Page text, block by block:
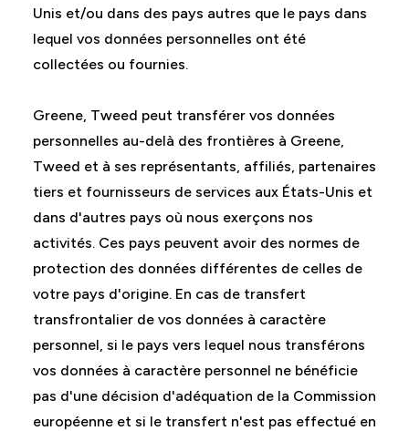
Unis et/ou dans des pays autres que le pays dans
lequel vos données personnelles ont été
collectées ou fournies.
Greene, Tweed peut transférer vos données
personnelles au-delà des frontières à Greene,
Tweed et à ses représentants, affiliés, partenaires
tiers et fournisseurs de services aux États-Unis et
dans d'autres pays où nous exerçons nos
activités. Ces pays peuvent avoir des normes de
protection des données différentes de celles de
votre pays d'origine. En cas de transfert
transfrontalier de vos données à caractère
personnel, si le pays vers lequel nous transférons
vos données à caractère personnel ne bénéficie
pas d'une décision d'adéquation de la Commission
européenne et si le transfert n'est pas effectué en